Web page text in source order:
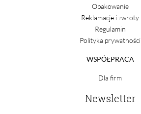
Opakowanie
Reklamacje i zwroty
Regulamin
Polityka prywatności
WSPÓŁPRACA
Dla firm
Newsletter